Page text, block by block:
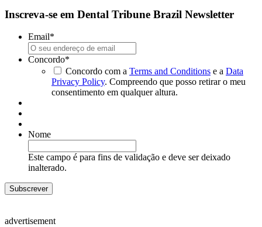
Inscreva-se em Dental Tribune Brazil Newsletter
Email*
Concordo*
Concordo com a Terms and Conditions e a Data
Privacy Policy. Compreendo que posso retirar o meu
consentimento em qualquer altura.
Nome
Este campo é para fins de validação e deve ser deixado
inalterado.
advertisement